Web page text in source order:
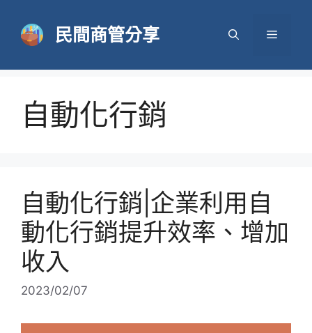
民間商管分享 選
自動化行銷
自動化行銷|企業利用自
動化行銷提升效率、增加
收入
2023/02/07